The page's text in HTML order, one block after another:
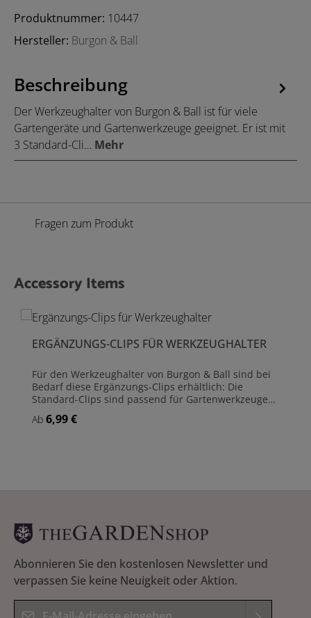
Produktnummer: 10447
Hersteller: Burgon & Ball
Beschreibung
Der Werkzeughalter von Burgon & Ball ist für viele
Gartengeräte und Gartenwerkzeuge geeignet. Er ist mit
3 Standard-Cli… Mehr
Fragen zum Produkt
Produktgalerie überspringen
Accessory Items
ERGÄNZUNGS-CLIPS FÜR WERKZEUGHALTER
Für den Werkzeughalter von Burgon & Ball sind bei
Bedarf diese Ergänzungs-Clips erhältlich: Die
Standard-Clips sind passend für Gartenwerkzeuge
mit schmalerem Griff (Handschaufeln, Handgabeln,
Grubber, etc.) und Werkzeuge mit dünneren Stielen
Regulärer Preis:
Ab 6,99 €
Abonnieren Sie den kostenlosen Newsletter und
verpassen Sie keine Neuigkeit oder Aktion.
E-Mail-Adresse*